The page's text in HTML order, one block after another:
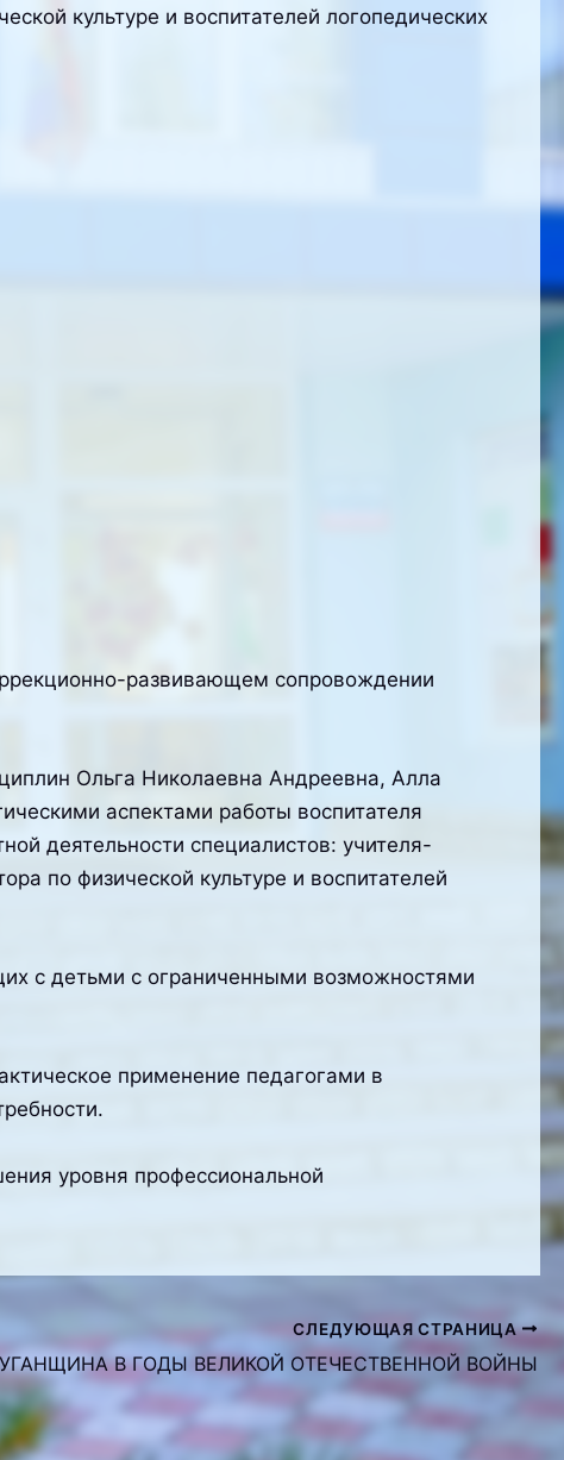
культуре и воспитателей логопедических
развивающем сопровождении
Ольга Николаевна Андреевна, Алла
аспектами работы воспитателя
деятельности специалистов: учителя-
по физической культуре и воспитателей
с детьми с ограниченными возможностями
применение педагогами в
уровня профессиональной
СЛЕДУЮЩАЯ СТРАНИЦА
В ГОДЫ ВЕЛИКОЙ ОТЕЧЕСТВЕННОЙ ВОЙНЫ